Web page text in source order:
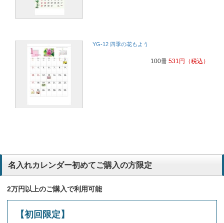
YG-12 四季の花もよう
100冊 531 円 （税込）
名入れカレンダー初めてご購入の方限定
2万円以上のご購入で利用可能
【初回限定】